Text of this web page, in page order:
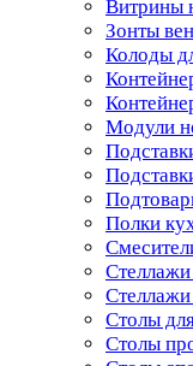
Витрины
Зонты
Колоды
Модули
Полки
Столы
Столы